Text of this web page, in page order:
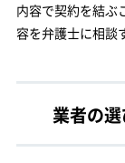
内容で契約を結ぶ
容を弁護士に相談
業者の